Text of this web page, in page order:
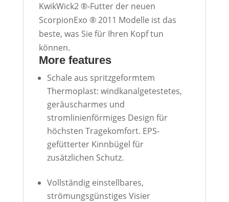
KwikWick2 ®-Futter der neuen
ScorpionExo ® 2011 Modelle ist das
beste, was Sie für Ihren Kopf tun
können.
More features
Schale aus spritzgeformtem
Thermoplast: windkanalgetestetes,
geräuscharmes und
stromlinienförmiges Design für
höchsten Tragekomfort. EPS-
gefütterter Kinnbügel für
zusätzlichen Schutz.
Vollständig einstellbares,
strömungsgünstiges Visier